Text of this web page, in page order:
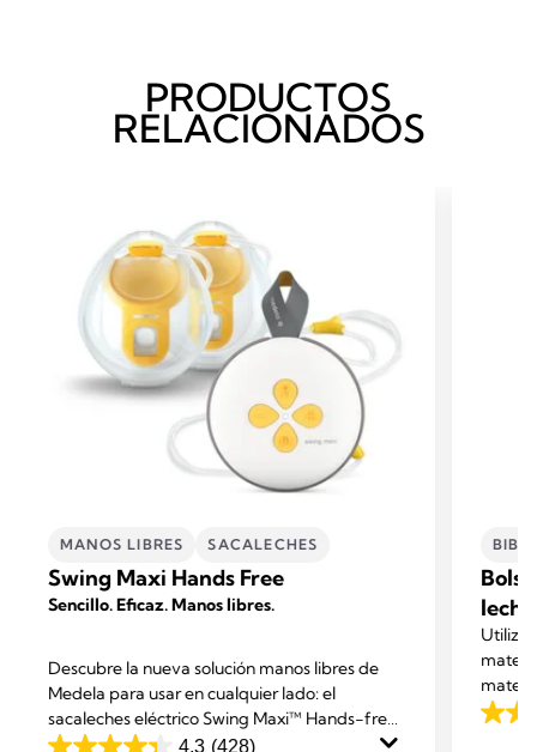
PRODUCTOS
RELACIONADOS
MANOS LIBRES SACALECHES
Swing Maxi Hands Free
Sencillo. Eficaz. Manos libres.
Descubre la nueva solución manos libres de
Medela para usar en cualquier lado: el
sacaleches eléctrico Swing Maxi™ Hands-free,
un producto que te ofrece máxima
4.3 (428)
Utiliza
4.8